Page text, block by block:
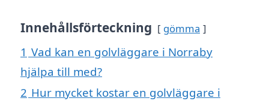
Innehållsförteckning gömma
1 Vad kan en golvläggare i Norraby
hjälpa till med?
2 Hur mycket kostar en golvläggare i